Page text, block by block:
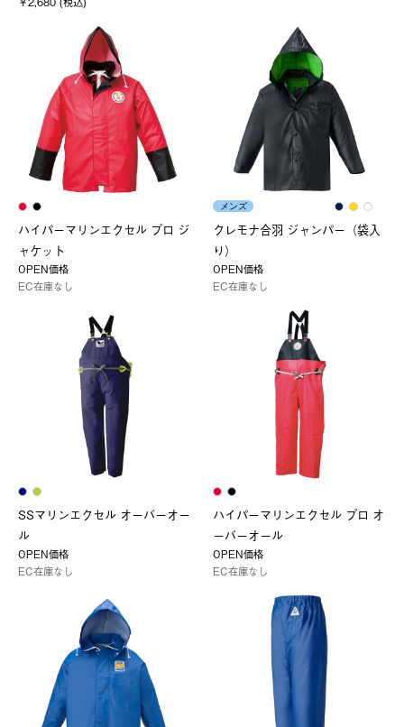
ハイパーマリンエクセル プロ ジ
ャケット
OPEN価格
EC在庫なし
メンズ
クレモナ合羽 ジャンパー（袋入
り）
OPEN価格
EC在庫なし
SSマリンエクセル オーバーオー
ル
OPEN価格
EC在庫なし
ハイパーマリンエクセル プロ オ
ーバーオール
OPEN価格
EC在庫なし